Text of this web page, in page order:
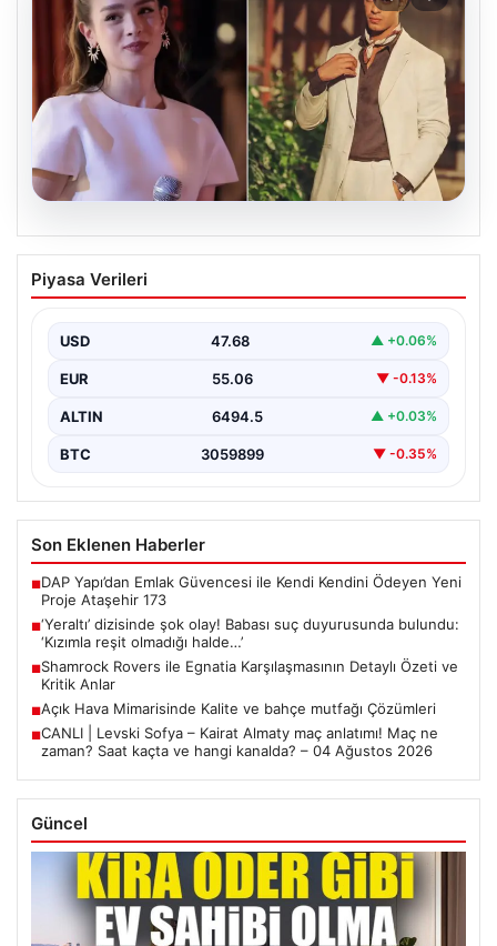
‘Yeraltı’ dizisinde şok olay! Babası suç
duyurusunda bulundu: ‘Kızımla reşit
Piyasa Verileri
USD 47.68 ▲ +0.06%
EUR 55.06 ▼ -0.13%
ALTIN 6494.5 ▲ +0.03%
BTC 3059899 ▼ -0.35%
Son Eklenen Haberler
■DAP Yapı’dan Emlak Güvencesi ile Kendi Kendini Ödeyen Yeni
Proje Ataşehir 173
■‘Yeraltı’ dizisinde şok olay! Babası suç duyurusunda bulundu:
‘Kızımla reşit olmadığı halde…’
■Shamrock Rovers ile Egnatia Karşılaşmasının Detaylı Özeti ve
Kritik Anlar
■Açık Hava Mimarisinde Kalite ve bahçe mutfağı Çözümleri
■CANLI | Levski Sofya – Kairat Almaty maç anlatımı! Maç ne
zaman? Saat kaçta ve hangi kanalda? – 04 Ağustos 2026
Güncel